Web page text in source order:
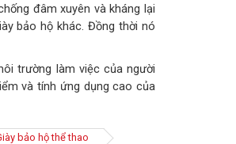
đâm xuyên và kháng lại
bảo hộ khác. Đồng thời nó
trường làm việc của người
và tính ứng dụng cao của
bảo hộ thể thao